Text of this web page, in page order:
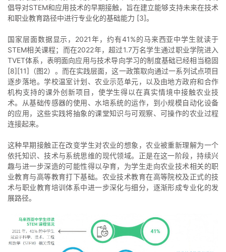
倡导对STEM和应用技术的早期接触，旨在建立能够支持未来在技术
和职业教育路径中进行专业化的基础能力 [3]。
国家层面数据显示，2021年，约有41%的马来西亚中学生就读于
STEM相关课程；而在2022年，超过1.7万名学生通过职业学院进入
TVET体系，表明面向应用与技术导向学习的制度基础已经相当稳固
[8][11]（图2）。而在实践层面，这一政策取向通过一系列试点项目
逐步落地。学校温室计划、农业示范单元，以及由地方政府和合作
机构支持的课外创新项目，使学生得以在真实情境中接触农业技
术。从基础传感器的使用、水培系统的运作，到小规模自动化设备
的应用，这些实践将抽象的课堂知识与可观察、可操作的农业过程
连接起来。
这种早期接触正在改变学生对农业的想象，农业被重新理解为一个
依托知识、技术与系统思维的现代领域。正是在这一阶段，持续兴
趣与进一步深造的可能性得以孕育，为学生走向农业技术相关的职
业教育与高等教育打下基础。农业技术教育在高等院校及正式的技
术与职业教育培训体系中进一步深化与细分，逐渐形成专业化的发
展路径。